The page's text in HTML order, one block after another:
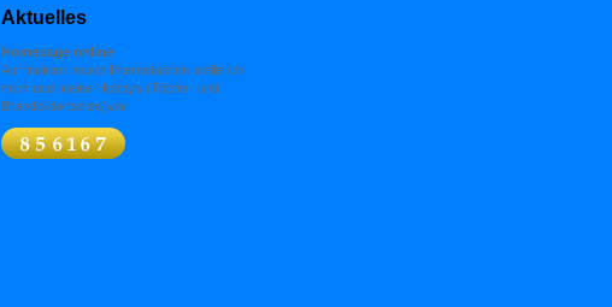
Aktuelles
Homepage online
Auf meinen neuen Internetseiten stelle ich
mich und meine Hobbys (Töpfer- und
Brandbildarbeiten)vor.